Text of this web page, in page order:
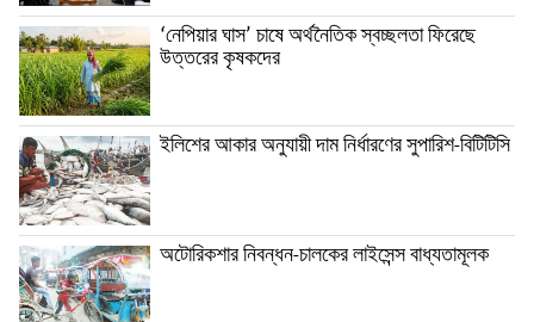
‘নেপিয়ার ঘাস’ চাষে অর্থনৈতিক স্বচ্ছলতা ফিরেছে
উত্তরের কৃষকদের
ইলিশের আকার অনুযায়ী দাম নির্ধারণের সুপারিশ-বিটিটিসি
অটোরিকশার নিবন্ধন-চালকের লাইসেন্স বাধ্যতামূলক